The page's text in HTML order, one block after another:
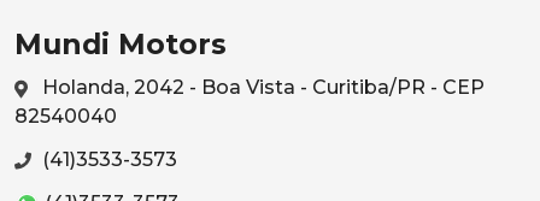
Mundi Motors
Holanda, 2042 - Boa Vista - Curitiba/PR - CEP
82540040
(41)3533-3573